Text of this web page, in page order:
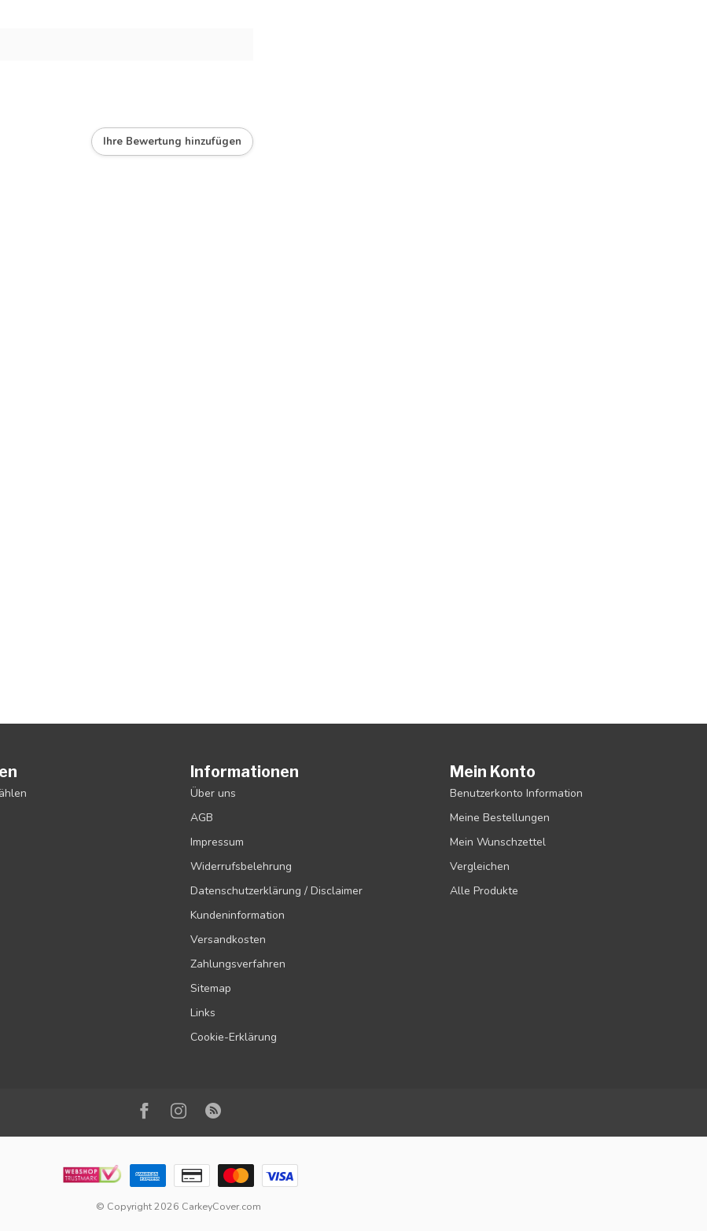
Ihre Bewertung hinzufügen
Informationen
Über uns
AGB
Impressum
Widerrufsbelehrung
Datenschutzerklärung / Disclaimer
Kundeninformation
Versandkosten
Zahlungsverfahren
Sitemap
Links
Cookie-Erklärung
Mein Konto
Benutzerkonto Information
Meine Bestellungen
Mein Wunschzettel
Vergleichen
Alle Produkte
© Copyright 2026 CarkeyCover.com